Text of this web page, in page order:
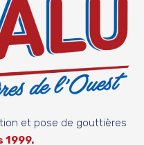
et pose de gouttières
1999.